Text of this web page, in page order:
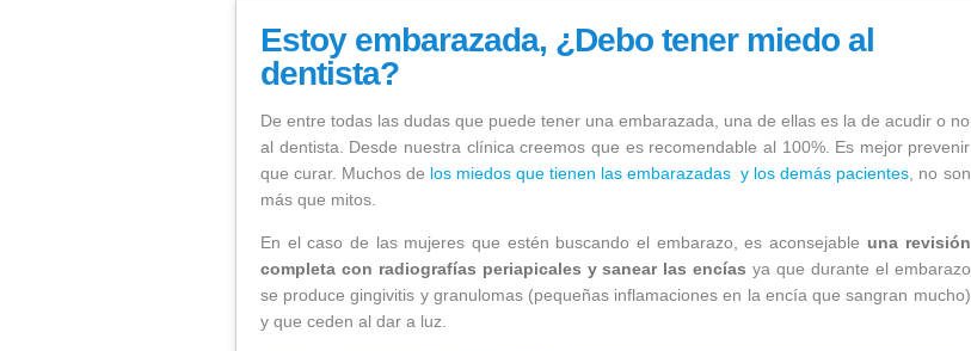
Ortodoncia
Periodoncia
Estoy embarazada, ¿Debo tener miedo al
dentista?
Estoy embarazada, ¿Debo tener miedo al dentista?
De entre todas las dudas que puede tener una embarazada, una de ellas es la de acudir o no
al dentista. Desde nuestra clínica creemos que es recomendable al 100%. Es mejor prevenir
que curar. Muchos de los miedos que tienen las embarazadas y los demás pacientes , no son
más que mitos.
En el caso de las mujeres que estén buscando el embarazo, es aconsejable una revisión
completa con radiografías periapicales y sanear las encías ya que durante el embarazo
se produce gingivitis y granulomas (pequeñas inflamaciones en la encía que sangran mucho)
y que ceden al dar a luz.